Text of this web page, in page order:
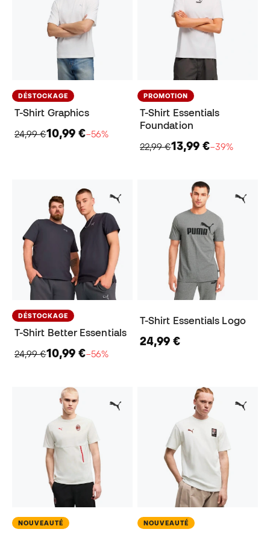
DÉSTOCKAGE
T-Shirt Graphics
24,99 €10,99 €−56%
PROMOTION
T-Shirt Essentials
Foundation
22,99 €13,99 €−39%
DÉSTOCKAGE
T-Shirt Better Essentials
24,99 €10,99 €−56%
T-Shirt Essentials Logo
24,99 €
NOUVEAUTÉ NOUVEAUTÉ